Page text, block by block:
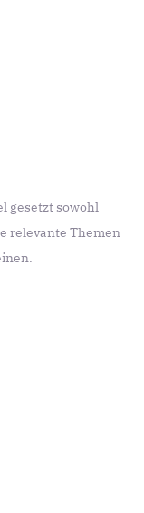
gesetzt sowohl
relevante Themen